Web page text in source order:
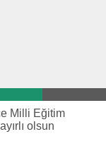
Milli Eğitim
olsun